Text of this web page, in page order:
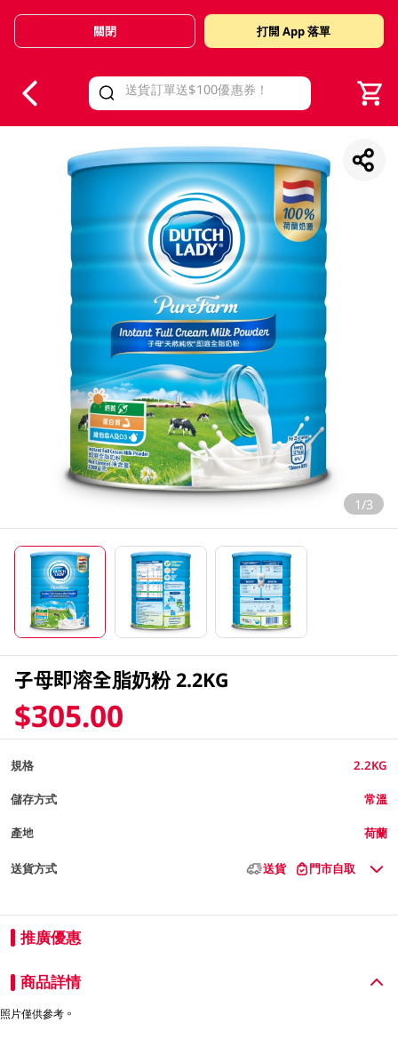
Valid Until 30 June 2026
關閉 打開 App 落單
1/3
子母即溶全脂奶粉 2.2KG
$305.00
規格 2.2KG
儲存方式 常溫
產地 荷蘭
送貨方式 送貨 門市自取
推廣優惠
商品詳情
照片僅供參考。